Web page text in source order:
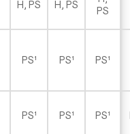
H, PS H, PS
PS
PS¹ PS¹ PS¹
PS¹ PS¹ PS¹